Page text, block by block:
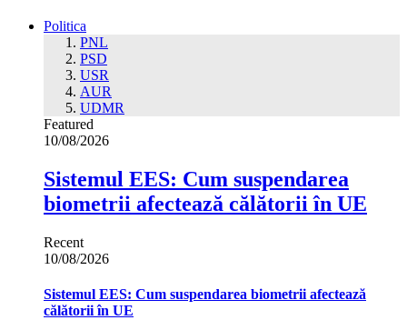
Politica
PNL
PSD
USR
AUR
UDMR
Featured
10/08/2026
Sistemul EES: Cum suspendarea
biometrii afectează călătorii în UE
Recent
10/08/2026
Sistemul EES: Cum suspendarea biometrii afectează
călătorii în UE